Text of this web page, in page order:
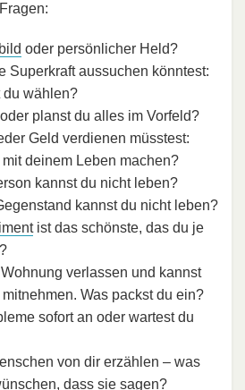
oder persönlicher Held?
Superkraft aussuchen könntest:
du wählen?
oder planst du alles im Vorfeld?
Geld verdienen müsstest:
deinem Leben machen?
kannst du nicht leben?
kannst du nicht leben?
ist das schönste, das du je
verlassen und kannst
Was packst du ein?
sofort an oder wartest du
von dir erzählen – was
dass sie sagen?